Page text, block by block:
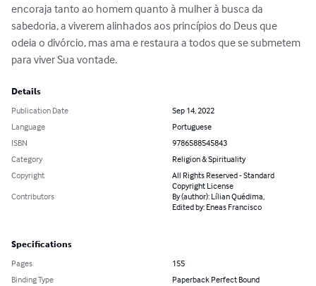
encoraja tanto ao homem quanto à mulher à busca da
sabedoria, a viverem alinhados aos princípios do Deus que
odeia o divórcio, mas ama e restaura a todos que se submetem
para viver Sua vontade.
Details
Publication Date
Sep 14, 2022
Language
Portuguese
ISBN
9786588545843
Category
Religion & Spirituality
Copyright
All Rights Reserved - Standard
Copyright License
Contributors
By (author): Lílian Quédima,
Edited by: Eneas Francisco
Specifications
Pages
155
Binding Type
Paperback Perfect Bound